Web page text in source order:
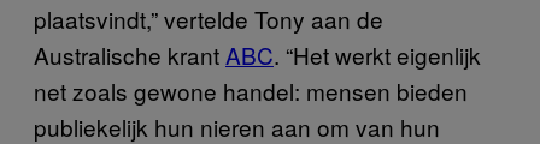
plaatsvindt,” vertelde Tony aan de
Australische krant ABC. “Het werkt eigenlijk
net zoals gewone handel: mensen bieden
publiekelijk hun nieren aan om van hun